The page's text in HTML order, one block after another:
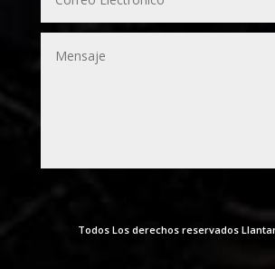
Todos Los derechos reservados